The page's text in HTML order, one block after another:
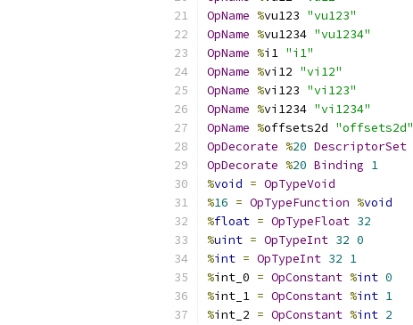
OpName %vu123 "vu123"
OpName %vu1234 "vu1234"
OpName %i1 "i1"
OpName %vi12 "vi12"
OpName %vi123 "vi123"
OpName %vi1234 "vi1234"
OpName %offsets2d "offsets2d"
OpDecorate %20 DescriptorSet
OpDecorate %20 Binding 1
%void = OpTypeVoid
%16 = OpTypeFunction %void
%float = OpTypeFloat 32
%uint = OpTypeInt 32 0
%int = OpTypeInt 32 1
%int_0 = OpConstant %int 0
%int_1 = OpConstant %int 1
%int_2 = OpConstant %int 2